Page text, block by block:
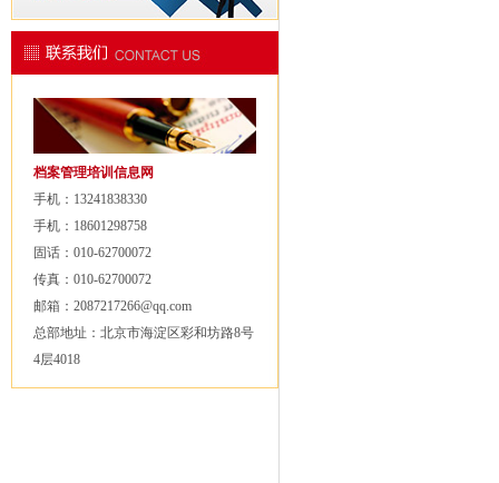
档案管理培训信息网
手机：13241838330
手机：18601298758
固话：010-62700072
传真：010-62700072
邮箱：2087217266@qq.com
总部地址：北京市海淀区彩和坊路8号
4层4018